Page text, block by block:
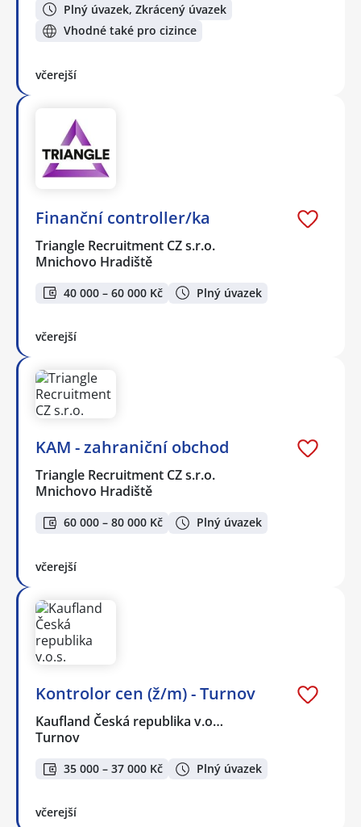
Plný úvazek, Zkrácený úvazek
Vhodné také pro cizince
včerejší
Finanční controller/ka
Triangle Recruitment CZ s.r.o.
Mnichovo Hradiště
40 000 – 60 000 Kč Plný úvazek
včerejší
KAM - zahraniční obchod
Triangle Recruitment CZ s.r.o.
Mnichovo Hradiště
60 000 – 80 000 Kč Plný úvazek
včerejší
Kontrolor cen (ž/m) - Turnov
Kaufland Česká republika v.o…
Turnov
35 000 – 37 000 Kč Plný úvazek
včerejší